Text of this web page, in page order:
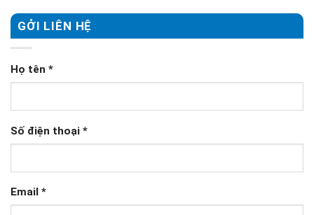
GỞI LIÊN HỆ
Họ tên *
Số điện thoại *
Email *